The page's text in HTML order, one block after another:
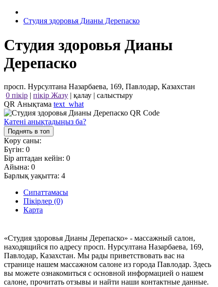
Студия здоровья Дианы Дерепаско
Студия здоровья Дианы
Дерепаско
просп. Нурсултана Назарбаева, 169, Павлодар, Казахстан
0 пікір | пікір Жазу | қалау | салыстыру
QR Анықтама text_what
Қатені анықтадыңыз ба?
Поднять в топ
Көру саны:
Бүгін: 0
Бір аптадан кейін: 0
Айына: 0
Барлық уақытта: 4
Сипаттамасы
Пікірлер (0)
Карта
«Студия здоровья Дианы Дерепаско» - массажный салон,
находящийся по адресу просп. Нурсултана Назарбаева, 169,
Павлодар, Казахстан. Мы рады приветствовать вас на
странице нашем массажном салоне из города Павлодар. Здесь
вы можете ознакомиться с основной информацией о нашем
салоне, прочитать отзывы и найти наши контактные данные.